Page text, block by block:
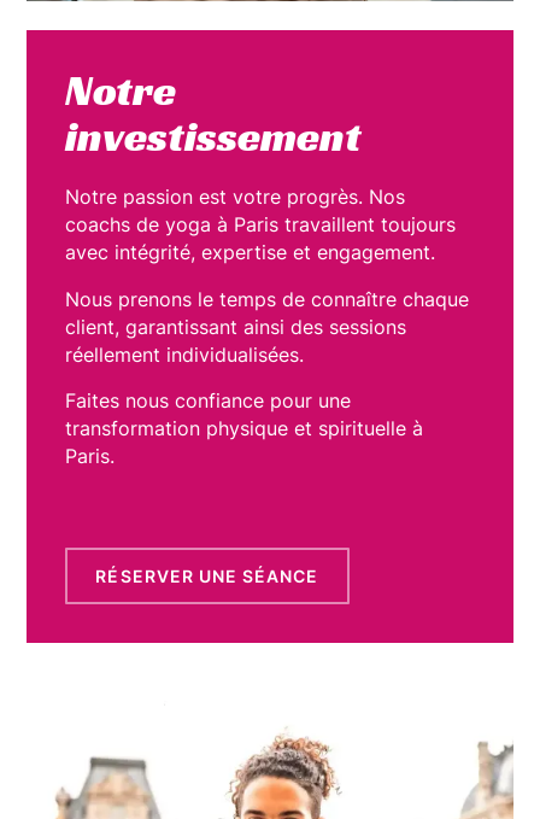
Notre
investissement
Notre passion est votre progrès. Nos
coachs de yoga à Paris travaillent toujours
avec intégrité, expertise et engagement.
Nous prenons le temps de connaître chaque
client, garantissant ainsi des sessions
réellement individualisées.
Faites nous confiance pour une
transformation physique et spirituelle à
Paris.
RÉSERVER UNE SÉANCE